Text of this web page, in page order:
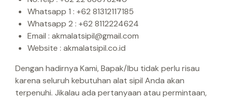
Whatsapp 1 : +62 81312117185
Whatsapp 2 : +62 8112224624
Email : akmalatsipil@gmail.com
Website : akmalatsipil.co.id
Dengan hadirnya Kami, Bapak/Ibu tidak perlu risau
karena seluruh kebutuhan alat sipil Anda akan
terpenuhi. Jikalau ada pertanyaan atau permintaan,